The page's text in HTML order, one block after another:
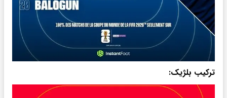
ترکیب بلژیک: